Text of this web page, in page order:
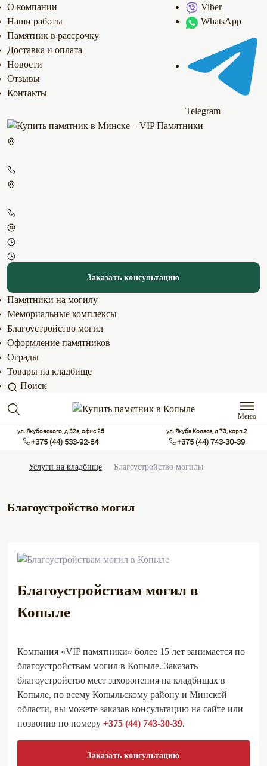
О компании
Наши работы
Памятник в рассрочку
Доставка и оплата
Новости
Отзывы
Контакты
Viber
WhatsApp
Telegram
Заказать консультацию
Памятники на могилу
Мемориальные комплексы
Благоустройство могил
Оформление памятников
Ограды
Товары на кладбище
Поиск
Меню
ул. Якубовского, д.32а, офис 25
+375 (44) 533-92-64
ул. Якуба Коласа, д.73, корп.2
+375 (44) 743-30-39
Услуги на кладбище Благоустройство могилы
Благоустройство могил
Благоустройствам могил в
Копыле
Компания «VIP памятники» более 15 лет занимается по
благоустройствам могил в Копыле. Заказать
благоустройство мест захоронения на кладбищах в
Копыле, по всему Копыльскому району и Минской
области, вы можете заказав консультацию на сайте или
позвонив по номеру +375 (44) 743-30-39.
Заказать консультацию